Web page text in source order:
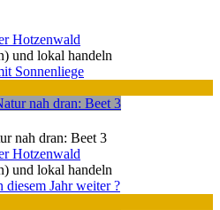
Hotzenwald
und lokal handeln
Sonnenliege
nah dran: Beet 3
Hotzenwald
und lokal handeln
Jahr weiter ?